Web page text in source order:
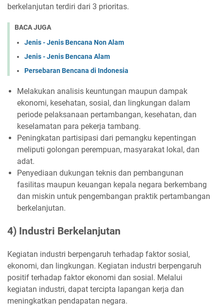
berkelanjutan terdiri dari 3 prioritas.
BACA JUGA
Jenis - Jenis Bencana Non Alam
Jenis - Jenis Bencana Alam
Persebaran Bencana di Indonesia
Melakukan analisis keuntungan maupun dampak
ekonomi, kesehatan, sosial, dan lingkungan dalam
periode pelaksanaan pertambangan, kesehatan, dan
keselamatan para pekerja tambang.
Peningkatan partisipasi dari pemangku kepentingan
meliputi golongan perempuan, masyarakat lokal, dan
adat.
Penyediaan dukungan teknis dan pembangunan
fasilitas maupun keuangan kepala negara berkembang
dan miskin untuk pengembangan praktik pertambangan
berkelanjutan.
4) Industri Berkelanjutan
Kegiatan industri berpengaruh terhadap faktor sosial,
ekonomi, dan lingkungan. Kegiatan industri berpengaruh
positif terhadap faktor ekonomi dan sosial. Melalui
kegiatan industri, dapat tercipta lapangan kerja dan
meningkatkan pendapatan negara.